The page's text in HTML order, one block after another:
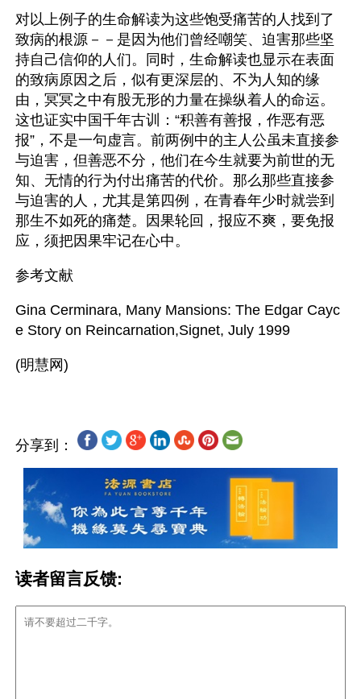
对以上例子的生命解读为这些饱受痛苦的人找到了
致病的根源－－是因为他们曾经嘲笑、迫害那些坚
持自己信仰的人们。同时，生命解读也显示在表面
的致病原因之后，似有更深层的、不为人知的缘
由，冥冥之中有股无形的力量在操纵着人的命运。
这也证实中国千年古训：“积善有善报，作恶有恶
报”，不是一句虚言。前两例中的主人公虽未直接参
与迫害，但善恶不分，他们在今生就要为前世的无
知、无情的行为付出痛苦的代价。那么那些直接参
与迫害的人，尤其是第四例，在青春年少时就尝到
那生不如死的痛楚。因果轮回，报应不爽，要免报
应，须把因果牢记在心中。
参考文献
Gina Cerminara, Many Mansions: The Edgar Cayc
e Story on Reincarnation,Signet, July 1999
分享到：
读者留言反馈: